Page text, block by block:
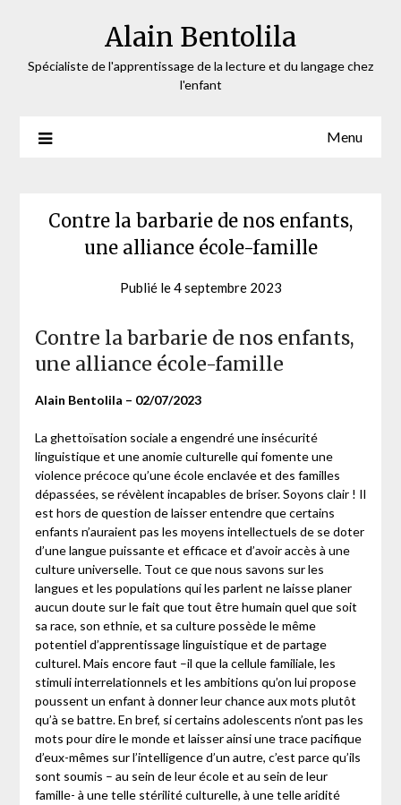
Alain Bentolila
Spécialiste de l'apprentissage de la lecture et du langage chez
l'enfant
Menu
Contre la barbarie de nos enfants,
une alliance école-famille
Publié le4 septembre 2023
ab
Contre la barbarie de nos enfants,
une alliance école-famille
Alain Bentolila – 02/07/2023
La ghettoïsation sociale a engendré une insécurité
linguistique et une anomie culturelle qui fomente une
violence précoce qu’une école enclavée et des familles
dépassées, se révèlent incapables de briser. Soyons clair ! Il
est hors de question de laisser entendre que certains
enfants n’auraient pas les moyens intellectuels de se doter
d’une langue puissante et efficace et d’avoir accès à une
culture universelle. Tout ce que nous savons sur les
langues et les populations qui les parlent ne laisse planer
aucun doute sur le fait que tout être humain quel que soit
sa race, son ethnie, et sa culture possède le même
potentiel d’apprentissage linguistique et de partage
culturel. Mais encore faut –il que la cellule familiale, les
stimuli interrelationnels et les ambitions qu’on lui propose
poussent un enfant à donner leur chance aux mots plutôt
qu’à se battre. En bref, si certains adolescents n’ont pas les
mots pour dire le monde et laisser ainsi une trace pacifique
d’eux-mêmes sur l’intelligence d’un autre, c’est parce qu’ils
sont soumis – au sein de leur école et au sein de leur
famille- à une telle stérilité culturelle, à une telle aridité